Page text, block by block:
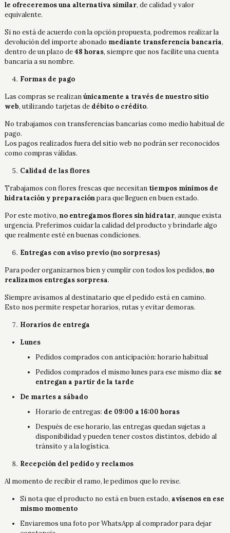
le ofreceremos una alternativa similar, de calidad y valor
equivalente.
Si no está de acuerdo con la opción propuesta, podremos realizar la
devolución del importe abonado mediante transferencia bancaria,
dentro de un plazo de48 horas, siempre que nos facilite una cuenta
bancaria a su nombre.
Formas de pago
Las compras se realizanúnicamente a través de nuestro sitio
web, utilizando tarjetas de débito o crédito.
No trabajamos con transferencias bancarias como medio habitual de
pago.
Los pagos realizados fuera del sitio web no podrán ser reconocidos
como compras válidas.
Calidad de las flores
Trabajamos con flores frescas que necesitan tiempos mínimos de
hidratación y preparaciónpara que lleguen en buen estado.
Por este motivo,no entregamos flores sin hidratar, aunque exista
urgencia. Preferimos cuidar la calidad del producto y brindarle algo
que realmente esté en buenas condiciones.
Entregas con aviso previo (no sorpresas)
Para poder organizarnos bien y cumplir con todos los pedidos,no
realizamos entregas sorpresa.
Siempre avisamos al destinatario que el pedido está en camino.
Esto nos permite respetar horarios, rutas y evitar demoras.
Horarios de entrega
Lunes
Pedidos comprados con anticipación: horario habitual
Pedidos comprados el mismo lunes para ese mismo día: se
entregan a partir de la tarde
De martes a sábado
Horario de entregas: de 09:00 a 16:00 horas
Después de ese horario, las entregas quedan sujetas a
disponibilidad y pueden tener costos distintos, debido al
tránsito y a la logística.
Recepción del pedido y reclamos
Al momento de recibir el ramo, le pedimos que lo revise.
Si nota que el producto no está en buen estado, avísenos en ese
mismo momento
Enviaremos una foto por WhatsApp al comprador para dejar